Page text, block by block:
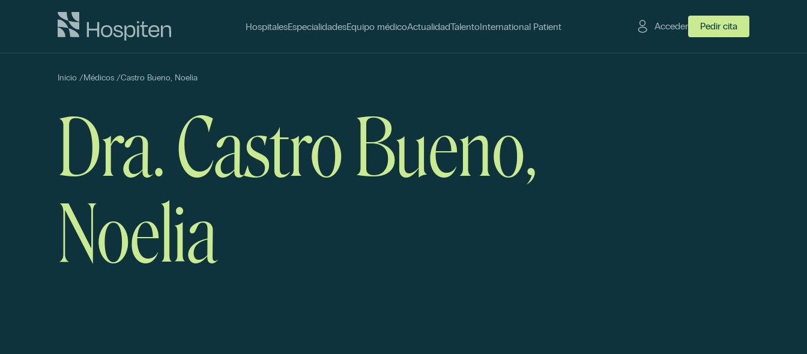
HospitalesEspecialidadesEquipo médicoActualidadTalentoInternational Patient Acceder Pedir cita
Inicio /Médicos /Castro Bueno, Noelia
Dra. Castro Bueno,
Noelia